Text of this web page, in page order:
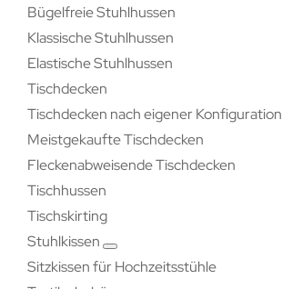
Bügelfreie Stuhlhussen
Klassische Stuhlhussen
Elastische Stuhlhussen
Tischdecken
Tischdecken nach eigener Konfiguration
Meistgekaufte Tischdecken
Fleckenabweisende Tischdecken
Tischhussen
Tischskirting
Stuhlkissen
Sitzkissen für Hochzeitsstühle